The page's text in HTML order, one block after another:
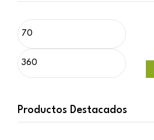
Productos Destacados